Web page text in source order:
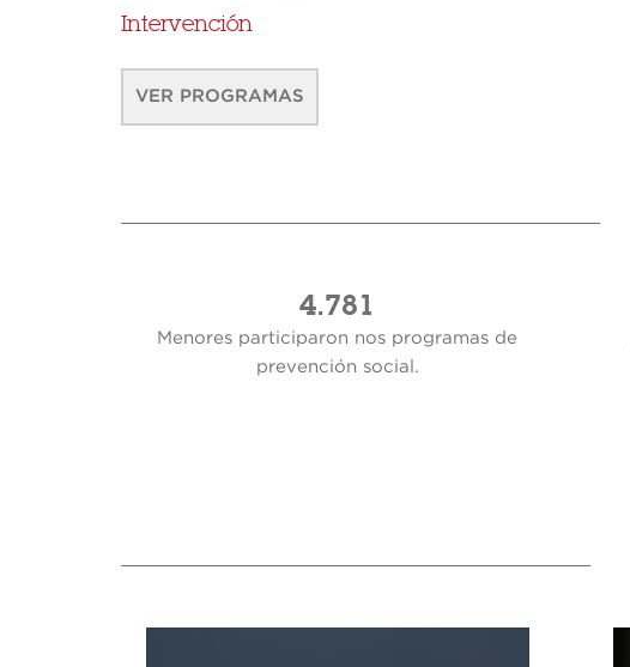
Intervención
VER PROGRAMAS
4.781
Menores participaron nos programas de
prevención social.